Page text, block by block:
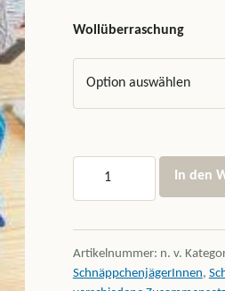
Wollüberraschung
In den
Artikelnummer: n. v.
SchnäppchenjägerInnen,